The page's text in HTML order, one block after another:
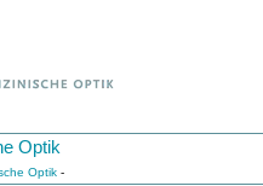
Optik
Optik -